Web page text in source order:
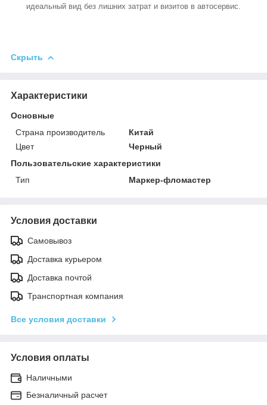
идеальный вид без лишних затрат и визитов в автосервис.
Скрыть
Характеристики
Основные
Страна производитель
Китай
Цвет
Черный
Пользовательские характеристики
Тип
Маркер-фломастер
Условия доставки
Самовывоз
Доставка курьером
Доставка почтой
Транспортная компания
Все условия доставки
Условия оплаты
Наличными
Безналичный расчет